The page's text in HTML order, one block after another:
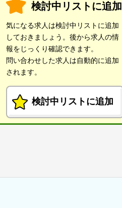
検討中リストに追加
気になる求人は検討中リストに追加
しておきましょう。後から求人の情
報をじっくり確認できます。
問い合わせした求人は自動的に追加
されます。
検討中リストに追加